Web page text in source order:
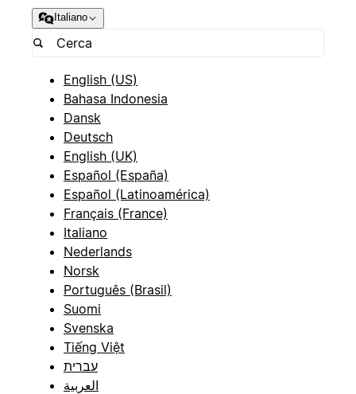
Italiano
English (US)
Bahasa Indonesia
Dansk
Deutsch
English (UK)
Español (España)
Español (Latinoamérica)
Français (France)
Italiano
Nederlands
Norsk
Português (Brasil)
Suomi
Svenska
Tiếng Việt
עברית
العربية